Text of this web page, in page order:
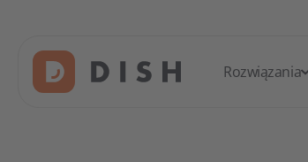
Rozwiązania